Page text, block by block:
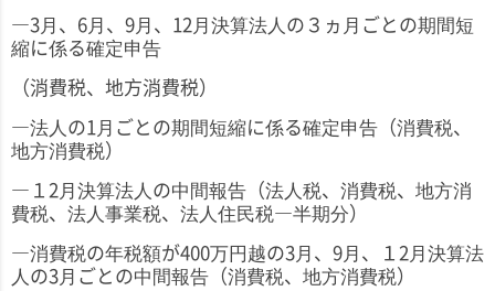
―3月、 6月、 9月、 12月決算法人の３ヵ月ごとの期間短
縮に係る確定申告
（消費税、地方消費税）
―法人の1月ごとの期間短縮に係る確定申告（消費税、
地方消費税）
―１2月決算法人の中間報告（法人税、消費税、地方消
費税、法人事業税、法人住民税―半期分）
―消費税の年税額が400万円越の3月、 9月、１2月決算法
人の3月ごとの中間報告（消費税、地方消費税）